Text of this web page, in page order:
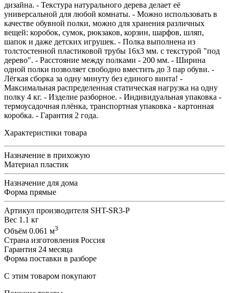
дизайна. - Текстура натурального дерева делает её
универсальной для любой комнаты. - Можно использовать в
качестве обувной полки, можно для хранения различных
вещей: коробок, сумок, рюкзаков, корзин, шарфов, шляп,
шапок и даже детских игрушек. - Полка выполнена из
толстостенной пластиковой трубы 16х3 мм. с текстурой "под
дерево". - Расстояние между полками - 200 мм. - Ширина
одной полки позволяет свободно вместить до 3 пар обуви. -
Лёгкая сборка за одну минуту без единого винта! -
Максимальная распределенная статическая нагрузка на одну
полку 4 кг. - Изделие разборное. - Индивидуальная упаковка -
термоусадочная плёнка, транспортная упаковка - картонная
коробка. - Гарантия 2 года.
Характеристики товара
Назначение в прихожую
Материал пластик
Назначение для дома
Форма прямые
Артикул производителя SHT-SR3-P
Вес 1.1 кг
Объём 0.061 м3
Страна изготовления Россия
Гарантия 24 месяца
Форма поставки в разборе
С этим товаром покупают